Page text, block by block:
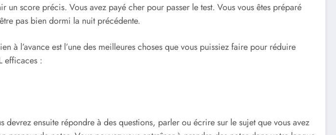
un score précis. Vous avez payé cher pour passer le test. Vous vous êtes préparé
pas bien dormi la nuit précédente.
à l’avance est l’une des meilleures choses que vous puissiez faire pour réduire
efficaces :
devrez ensuite répondre à des questions, parler ou écrire sur le sujet que vous avez